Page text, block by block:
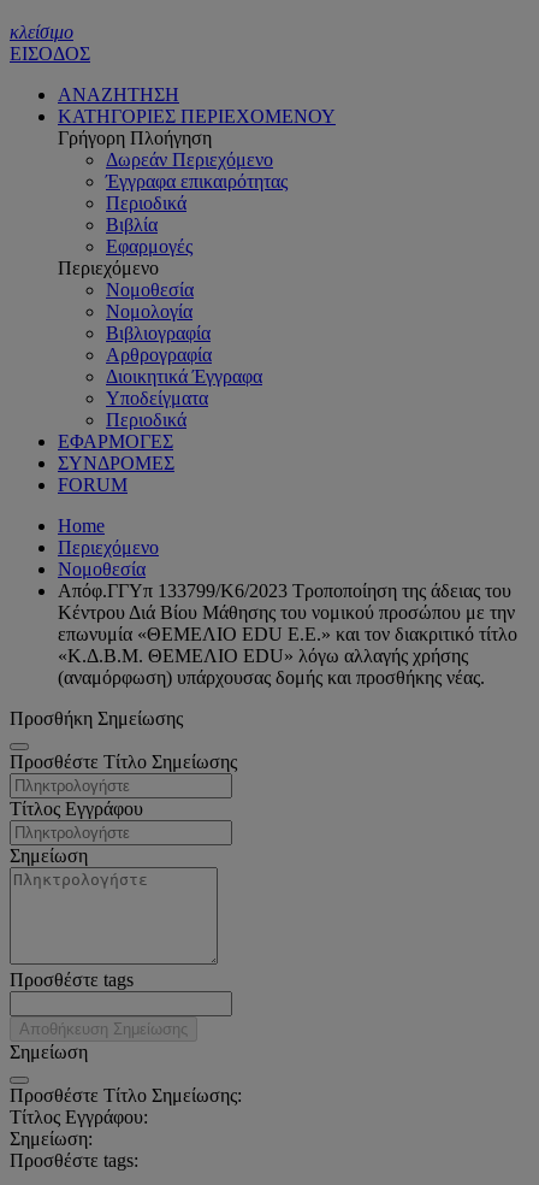
κλείσιμο
ΕΙΣΟΔΟΣ
ΑΝΑΖΗΤΗΣΗ
ΚΑΤΗΓΟΡΙΕΣ ΠΕΡΙΕΧΟΜΕΝΟΥ
Γρήγορη Πλοήγηση
Δωρεάν Περιεχόμενο
Έγγραφα επικαιρότητας
Περιοδικά
Βιβλία
Εφαρμογές
Περιεχόμενο
Νομοθεσία
Νομολογία
Βιβλιογραφία
Αρθρογραφία
Διοικητικά Έγγραφα
Υποδείγματα
Περιοδικά
ΕΦΑΡΜΟΓΕΣ
ΣΥΝΔΡΟΜΕΣ
FORUM
Home
Περιεχόμενο
Νομοθεσία
Απόφ.ΓΓΥπ 133799/Κ6/2023 Τροποποίηση της άδειας του
Κέντρου Διά Βίου Μάθησης του νομικού προσώπου με την
επωνυμία «ΘΕΜΕΛΙΟ EDU Ε.Ε.» και τον διακριτικό τίτλο
«Κ.Δ.Β.Μ. ΘΕΜΕΛΙΟ EDU» λόγω αλλαγής χρήσης
(αναμόρφωση) υπάρχουσας δομής και προσθήκης νέας.
Προσθήκη Σημείωσης
Προσθέστε Τίτλο Σημείωσης
Τίτλος Εγγράφου
Σημείωση
Προσθέστε tags
Αποθήκευση Σημείωσης
Σημείωση
Προσθέστε Τίτλο Σημείωσης:
Τίτλος Εγγράφου:
Σημείωση:
Προσθέστε tags: